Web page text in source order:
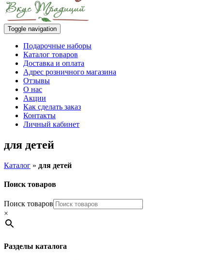
Toggle navigation
Подарочные наборы
Каталог товаров
Доставка и оплата
Адрес розничного магазина
Отзывы
О нас
Акции
Как сделать заказ
Контакты
Личный кабинет
для детей
Каталог » для детей
Поиск товаров
Поиск товаров
×
Разделы каталога